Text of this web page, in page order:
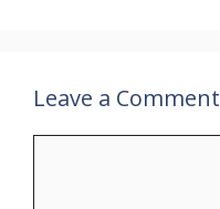
Leave a Comment